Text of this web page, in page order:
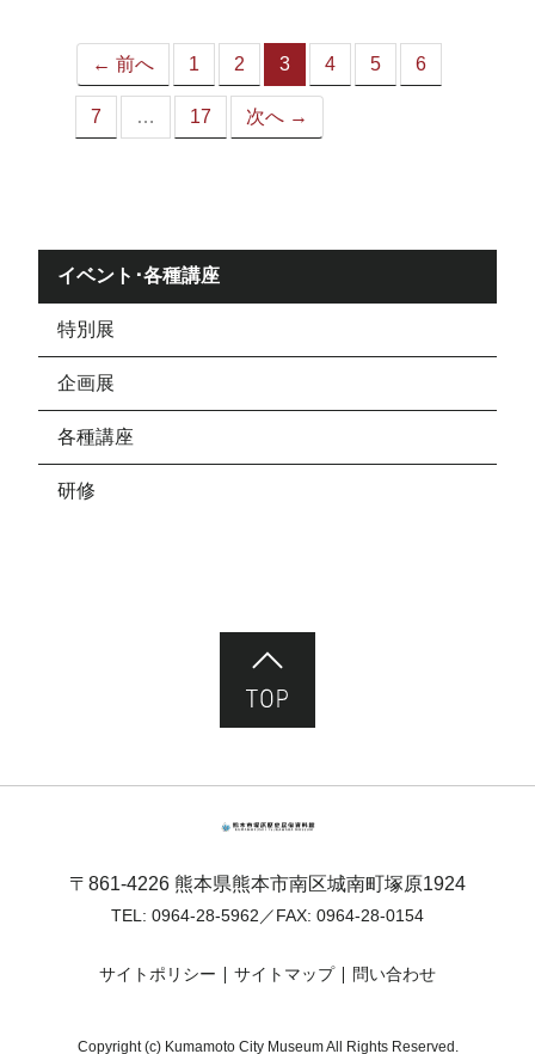
← 前へ 1 2 3
（こ
の
4 5 6
7 … 17 次へ →
イベント･各種講座
特別展
企画展
各種講座
研修
〒861-4226 熊本県熊本市南区城南町塚原1924
TEL: 0964-28-5962 ／FAX: 0964-28-0154
サイトポリシー サイトマップ 問い合わせ
Copyright (c) Kumamoto City Museum All Rights Reserved.